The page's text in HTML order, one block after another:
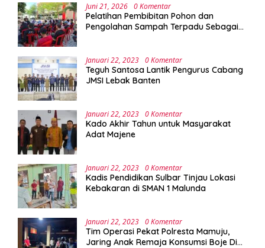
Juni 21, 2026 0 Komentar
Pelatihan Pembibitan Pohon dan
Pengolahan Sampah Terpadu Sebagai
Januari 22, 2023 0 Komentar
Teguh Santosa Lantik Pengurus Cabang
JMSI Lebak Banten
Januari 22, 2023 0 Komentar
Kado Akhir Tahun untuk Masyarakat
Adat Majene
Januari 22, 2023 0 Komentar
Kadis Pendidikan Sulbar Tinjau Lokasi
Kebakaran di SMAN 1 Malunda
Januari 22, 2023 0 Komentar
Tim Operasi Pekat Polresta Mamuju,
Jaring Anak Remaja Konsumsi Boje Di